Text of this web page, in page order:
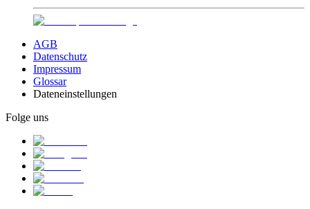
AGB
Datenschutz
Impressum
Glossar
Dateneinstellungen
Folge uns